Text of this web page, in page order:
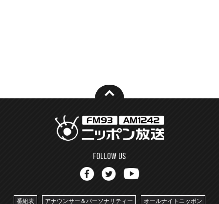
番組表 アナウンサー＆パーソナリティー オールナイトニッポン